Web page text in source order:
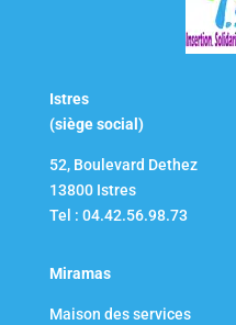
Istres
(siège social)
52, Boulevard Dethez
13800 Istres
Tel : 04.42.56.98.73
Miramas
Maison des services